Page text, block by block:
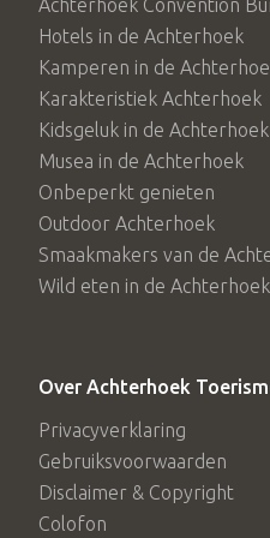
Herdenkt voor
20:00 uurKoningin
19 maartBombardement
waarbij 16 slachtoffers zijn
Stichting Doetinchem
23 maartOpening
documentatiecentrum
27 maart Kruisberg.
gevangenen naar Westerbork.
Achterhoek Convention
Hotels in de Achterhoek
Kamperen in de
Karakteristiek Achterhoek
Kidsgeluk in de Achterhoek
Musea in de Achterhoek
Onbeperkt genieten
Outdoor Achterhoek
Smaakmakers van de
Wild eten in de Achterhoek
Over Achterhoek
Privacyverklaring
Gebruiksvoorwaarden
Disclaimer & Copyright
Colofon